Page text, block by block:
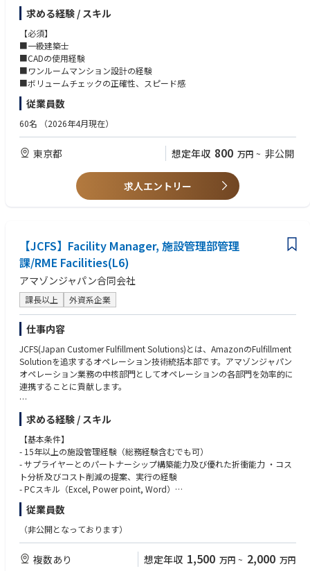
求める経験 / スキル
【必須】
■一級建築士
■CADの使用経験
■ワンルームマンション設計の経験
■ボリュームチェックの正確性、スピード感
従業員数
60名 （2026年4月現在）
東京都 想定年収 800 万円 ~ 非公開
求人エントリー
【JCFS】Facility Manager, 施設管理部管理
課/RME Facilities(L6)
アマゾンジャパン合同会社
課長以上 外資系企業
仕事内容
JCFS(Japan Customer Fulfillment Solutions)とは、AmazonのFulfillment
Solutionを追求するオペレーション技術統括本部です。アマゾンジャパン
オペレーション業務の中核部門としてオペレーションの各部門を効率的に
連携することに貢献します。
JCFSは、リライアビリティー＆メンテナンスエンジニアリングファシリテ
ィーズ部門(以下RME-F)において、Facility Managerを探しています。本ポ
ジションは、アマゾンジャパンにおける、フルフィルメントセンター(以下
FC)の設備の維持管理とそこで働く従業員の職場環境の日々改善を、Outso
urcingを活用して実現していくポジションです。
Facility Managerは建屋の建築、電気、空調、衛生、消火、昇降設備の保守
点検及び不具合対応や小規模な工事、そしてCafeteria運営や売店、シャト
ルバスの運行管理、各種資産の管理、FCの運営にとって重要なコストの管
理も行います。施設管理では年間保全計画や中長期保全計画のプランと実
施、Cafeteria運営では、全従業員が満足できる環境作りに積極的に取組、
カスタマーエクスぺリエンスの向上を成し遂げます。 そして従業員の通勤
手段であるシャトルバスのダイヤ改正や適切な運行管理とコスト管理でカ
求める経験 / スキル
【基本条件】
- 15年以上の施設管理経験（総務経験含むでも可）
- サプライヤーとのパートナーシップ構築能力及び優れた折衝能力 ・コス
ト分析及びコスト削減の提案、実行の経験
- PCスキル（Excel, Power point, Word）
- Businessレベルの日本語力（会議を進行できる、Business文書が書ける）
【歓迎条件】
- 学士号、大卒以上、またはこれに相当する職務経験
- 正社員として製造業もしくは物流業で施設管理経験者 15年以上
従業員数
（非公開となっております）
複数あり 想定年収 1,500 万円 ~ 2,000 万円